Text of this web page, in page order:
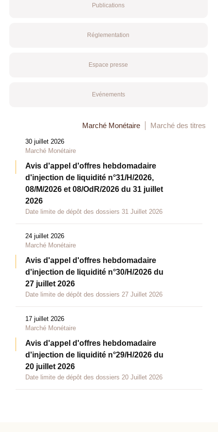
Publications
Réglementation
Espace presse
Evénements
Marché Monétaire Marché des titres
30 juillet 2026
Marché Monétaire
Avis d'appel d'offres hebdomadaire
d'injection de liquidité n°31/H/2026,
08/M/2026 et 08/OdR/2026 du 31 juillet
2026
Date limite de dépôt des dossiers 31 Juillet 2026
24 juillet 2026
Marché Monétaire
Avis d'appel d'offres hebdomadaire
d'injection de liquidité n°30/H/2026 du
27 juillet 2026
Date limite de dépôt des dossiers 27 Juillet 2026
17 juillet 2026
Marché Monétaire
Avis d'appel d'offres hebdomadaire
d'injection de liquidité n°29/H/2026 du
20 juillet 2026
Date limite de dépôt des dossiers 20 Juillet 2026